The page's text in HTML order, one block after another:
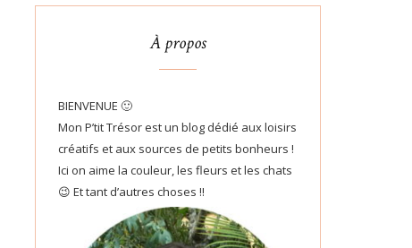
À propos
BIENVENUE 🙂
Mon P’tit Trésor est un blog dédié aux loisirs
créatifs et aux sources de petits bonheurs !
Ici on aime la couleur, les fleurs et les chats
😉 Et tant d’autres choses !!